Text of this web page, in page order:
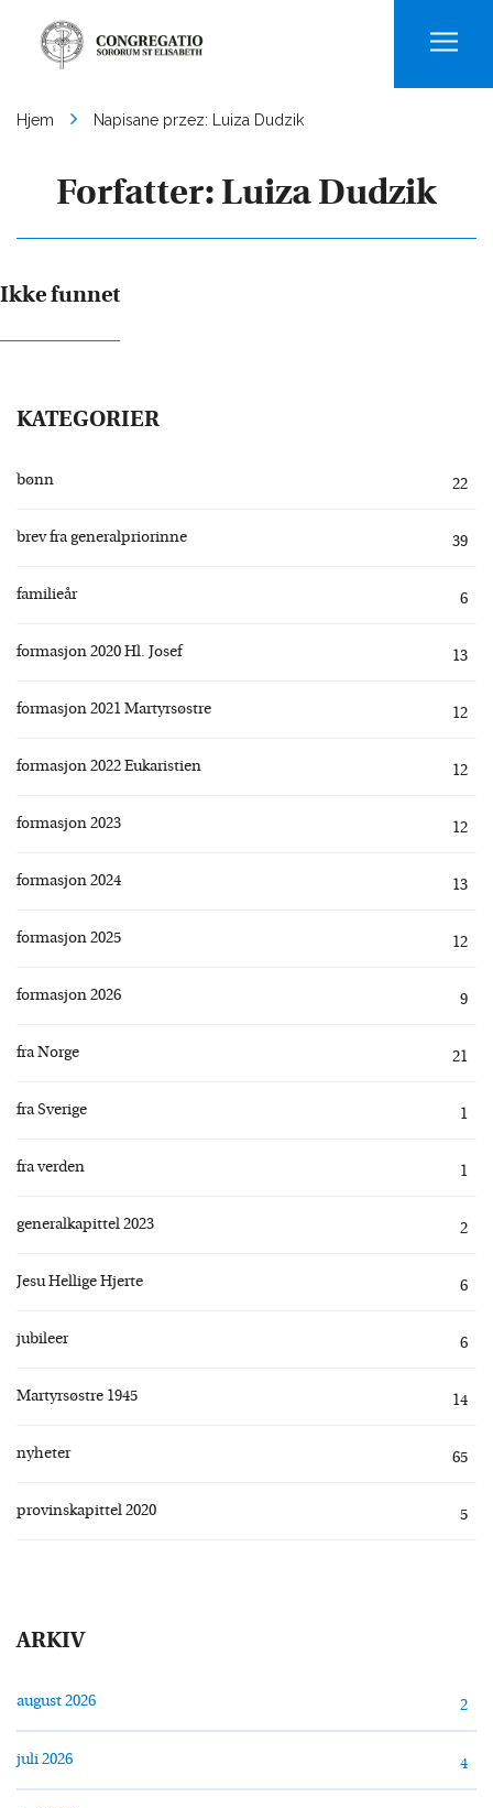
Hjem Napisane przez: Luiza Dudzik
Forfatter: Luiza Dudzik
Ikke funnet
KATEGORIER
bønn 22
brev fra generalpriorinne 39
familieår 6
formasjon 2020 Hl. Josef 13
formasjon 2021 Martyrsøstre 12
formasjon 2022 Eukaristien 12
formasjon 2023 12
formasjon 2024 13
formasjon 2025 12
formasjon 2026 9
fra Norge 21
fra Sverige 1
fra verden 1
generalkapittel 2023 2
Jesu Hellige Hjerte 6
jubileer 6
Martyrsøstre 1945 14
nyheter 65
provinskapittel 2020 5
ARKIV
august 2026 2
juli 2026 4